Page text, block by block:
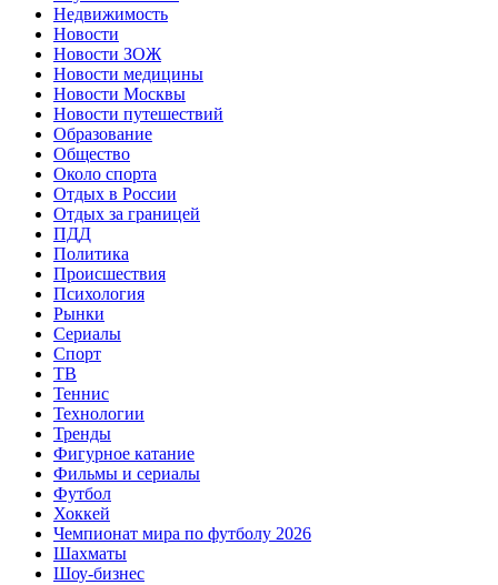
Недвижимость
Новости
Новости ЗОЖ
Новости медицины
Новости Москвы
Новости путешествий
Образование
Общество
Около спорта
Отдых в России
Отдых за границей
ПДД
Политика
Происшествия
Психология
Рынки
Сериалы
Спорт
ТВ
Теннис
Технологии
Тренды
Фигурное катание
Фильмы и сериалы
Футбол
Хоккей
Чемпионат мира по футболу 2026
Шахматы
Шоу-бизнес